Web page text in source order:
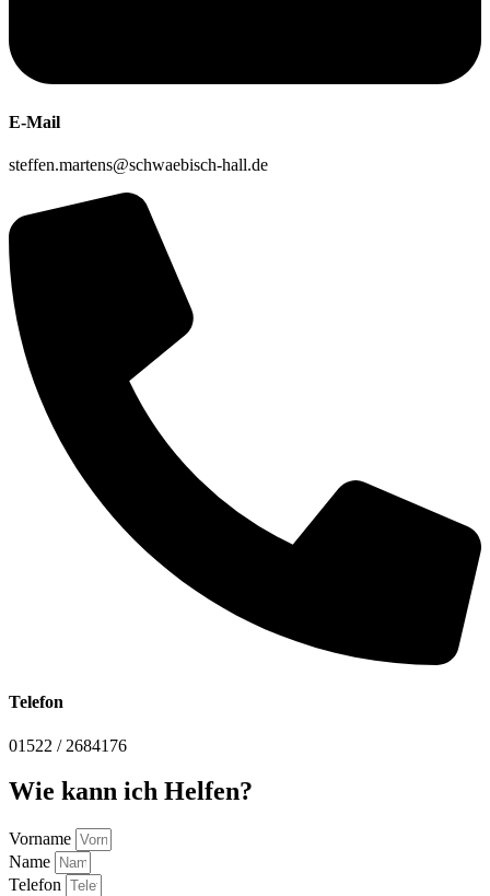
E-Mail
steffen.martens@schwaebisch-hall.de
Telefon
01522 / 2684176
Wie kann ich Helfen?
Vorname
Name
Telefon